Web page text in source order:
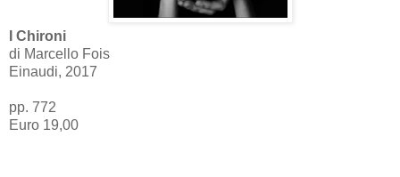
I Chironi
di Marcello Fois
Einaudi, 2017
pp. 772
Euro 19,00